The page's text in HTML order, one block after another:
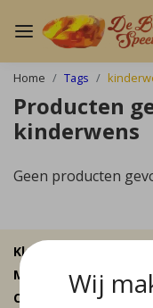
Home Tags
Producten
kinderwens
Geen producten
Klantenservice
Mijn account
CategorieënWij